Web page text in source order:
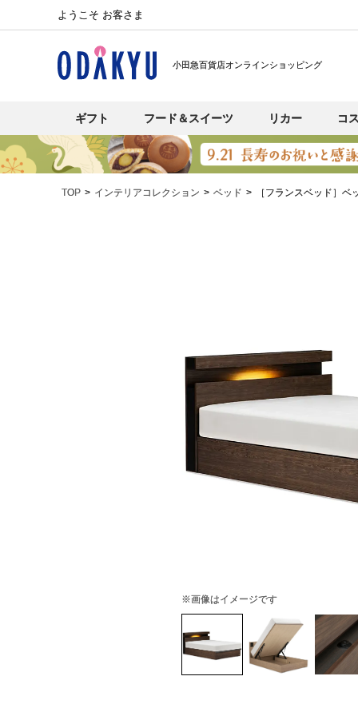
ようこそ お客さま
小田急百貨店オンラインショッピング
ギフト フード＆スイーツ リカー コ
TOP インテリアコレクション ベッド ［フランスベッド］
※画像はイメージです